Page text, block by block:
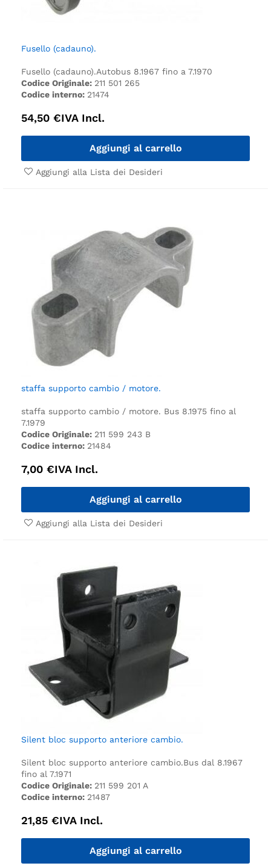
Fusello (cadauno).
Fusello (cadauno).Autobus 8.1967 fino a 7.1970
Codice Originale: 211 501 265
Codice interno: 21474
54,50 €IVA Incl.
Aggiungi al carrello
Aggiungi alla Lista dei Desideri
staffa supporto cambio / motore.
staffa supporto cambio / motore. Bus 8.1975 fino al
7.1979
Codice Originale: 211 599 243 B
Codice interno: 21484
7,00 €IVA Incl.
Aggiungi al carrello
Aggiungi alla Lista dei Desideri
Silent bloc supporto anteriore cambio.
Silent bloc supporto anteriore cambio.Bus dal 8.1967
fino al 7.1971
Codice Originale: 211 599 201 A
Codice interno: 21487
21,85 €IVA Incl.
Aggiungi al carrello